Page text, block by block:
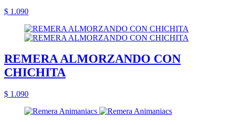
$ 1.090
REMERA ALMORZANDO CON
CHICHITA
$ 1.090